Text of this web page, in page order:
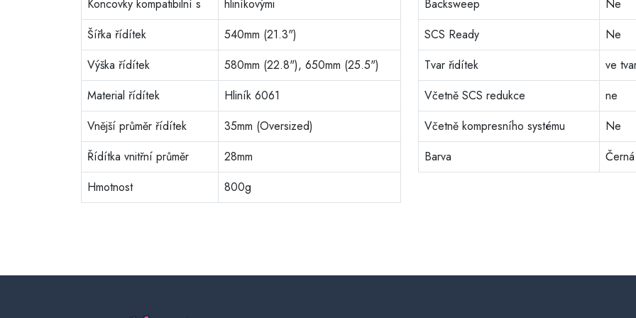
Koncovky kompatibilní s
hliníkovými
Šířka řídítek
540mm (21.3")
Výška řídítek
580mm (22.8"), 650mm (25.5")
Material řídítek
Hliník 6061
Vnější průměr řídítek
35mm (Oversized)
Řídítka vnitřní průměr
28mm
Hmotnost
800g
Backsweep
Ne
SCS Ready
Ne
Tvar řidítek
ve
Včetně SCS redukce
ne
Včetně kompresního systému
Ne
Barva
Černá